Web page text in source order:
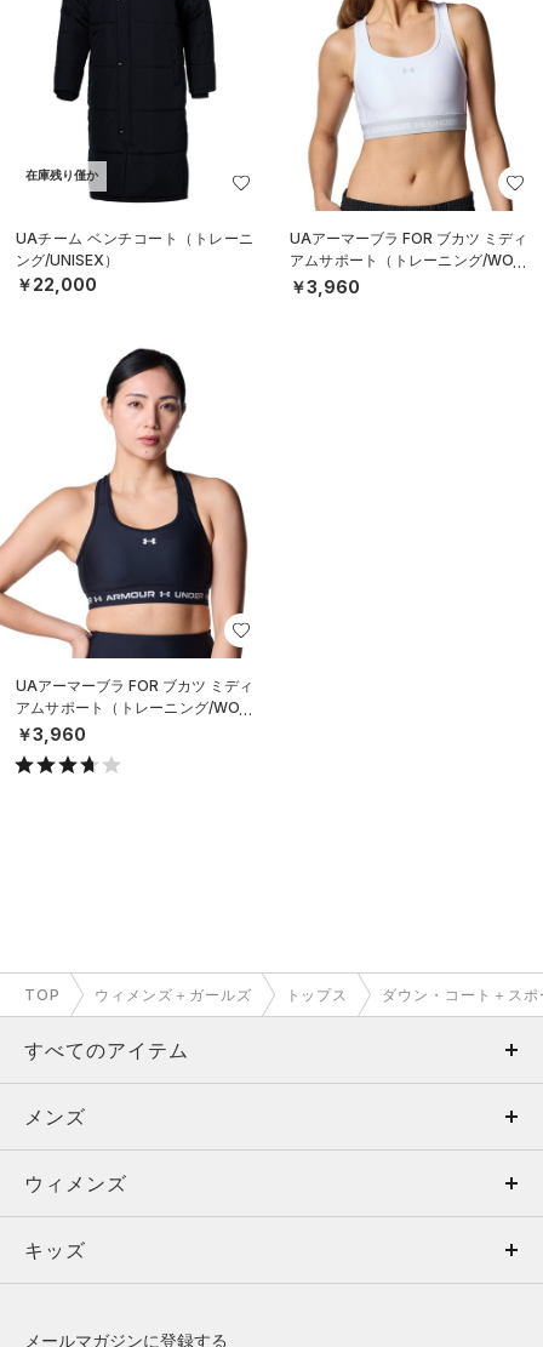
在庫残り僅か
UAチーム ベンチコート（トレーニ
ング/UNISEX）
￥22,000
UAアーマーブラ FOR ブカツ ミディ
アムサポート（トレーニング/WOM
EN）
￥3,960
UAアーマーブラ FOR ブカツ ミディ
アムサポート（トレーニング/WOM
EN）
￥3,960
TOP ウィメンズ＋ガールズ トップス ダウン・コート＋ス
すべてのアイテム
メンズ
ウィメンズ
キッズ
メンズ
トップス
ボトムス
ウィメンズ
トップス
キッズ
メールマガジンに登録する